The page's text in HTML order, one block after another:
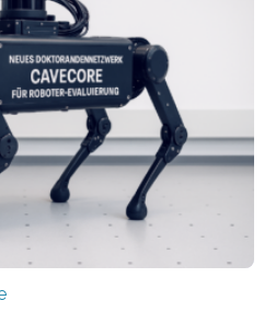
Silizium-
Grenzen: Sie verbrauchen
und Verarbeitungseinheiten
und die Datenübertragung
aus. Da KI-Modelle
riesige Datenmengen
der Bedarf an neuen
Quantencomputern